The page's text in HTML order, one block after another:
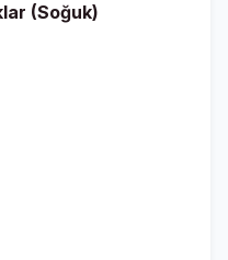
(Soğuk)